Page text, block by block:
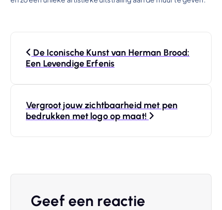
De Iconische Kunst van Herman Brood:
Een Levendige Erfenis
Vergroot jouw zichtbaarheid met pen
bedrukken met logo op maat!
Geef een reactie